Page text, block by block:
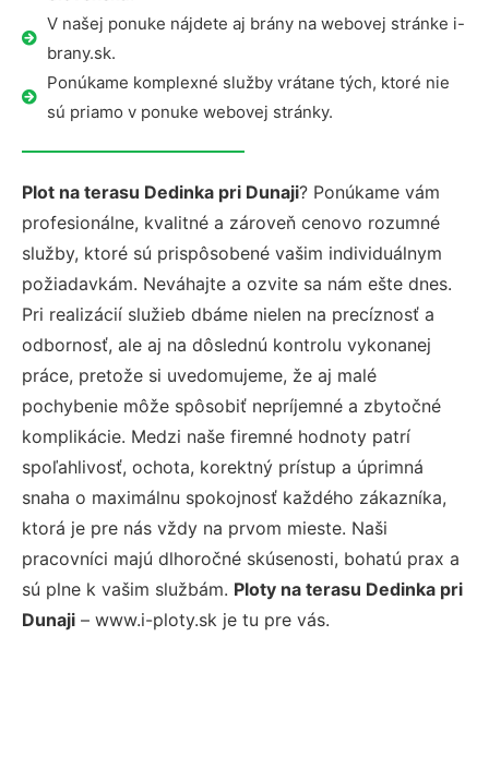
V našej ponuke nájdete aj brány na webovej stránke i-
brany.sk.
Ponúkame komplexné služby vrátane tých, ktoré nie
sú priamo v ponuke webovej stránky.
Plot na terasu Dedinka pri Dunaji? Ponúkame vám
profesionálne, kvalitné a zároveň cenovo rozumné
služby, ktoré sú prispôsobené vašim individuálnym
požiadavkám. Neváhajte a ozvite sa nám ešte dnes.
Pri realizácií služieb dbáme nielen na precíznosť a
odbornosť, ale aj na dôslednú kontrolu vykonanej
práce, pretože si uvedomujeme, že aj malé
pochybenie môže spôsobiť nepríjemné a zbytočné
komplikácie. Medzi naše firemné hodnoty patrí
spoľahlivosť, ochota, korektný prístup a úprimná
snaha o maximálnu spokojnosť každého zákazníka,
ktorá je pre nás vždy na prvom mieste. Naši
pracovníci majú dlhoročné skúsenosti, bohatú prax a
sú plne k vašim službám. Ploty na terasu Dedinka pri
Dunaji – www.i-ploty.sk je tu pre vás.